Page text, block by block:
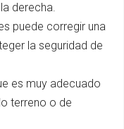
derecha.
puede corregir una
la seguridad de
es muy adecuado
terreno o de